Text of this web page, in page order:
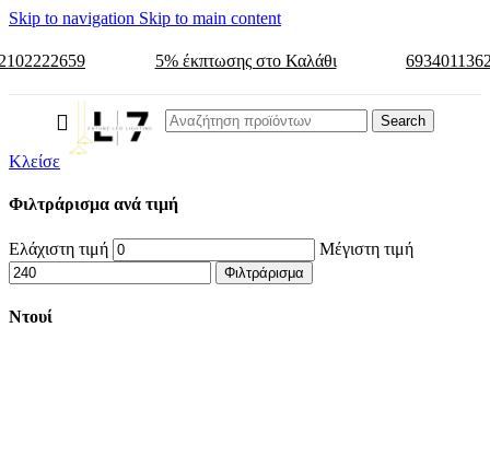
Skip to navigation Skip to main content
5% έκπτωσης στο Καλάθι
Search
Κλείσε
Φιλτράρισμα ανά τιμή
Ελάχιστη τιμή Μέγιστη τιμή
Φιλτράρισμα
Ντουί